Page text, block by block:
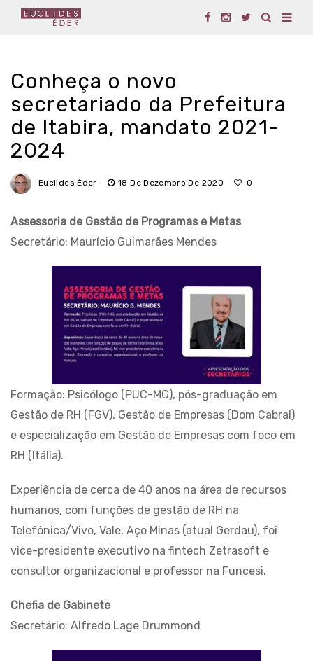
Conheça o novo
secretariado da Prefeitura
de Itabira, mandato 2021-
2024
Euclides Éder 18 De Dezembro De 2020 0
Assessoria de Gestão de Programas e Metas
Secretário: Maurício Guimarães Mendes
Formação: Psicólogo (PUC-MG), pós-graduação em
Gestão de RH (FGV), Gestão de Empresas (Dom Cabral)
e especialização em Gestão de Empresas com foco em
RH (Itália).
Experiência de cerca de 40 anos na área de recursos
humanos, com funções de gestão de RH na
Telefônica/Vivo, Vale, Aço Minas (atual Gerdau), foi
vice-presidente executivo na fintech Zetrasoft e
consultor organizacional e professor na Funcesi.
Chefia de Gabinete
Secretário: Alfredo Lage Drummond